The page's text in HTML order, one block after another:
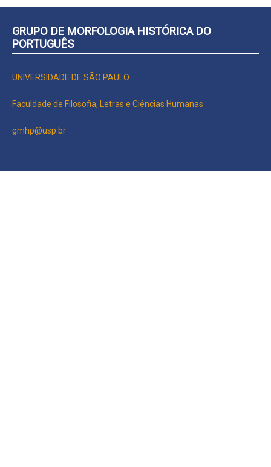
GRUPO DE MORFOLOGIA HISTÓRICA DO
PORTUGUÊS
UNIVERSIDADE DE SÃO PAULO
Faculdade de Filosofia, Letras e Ciências Humanas
gmhp@usp.br